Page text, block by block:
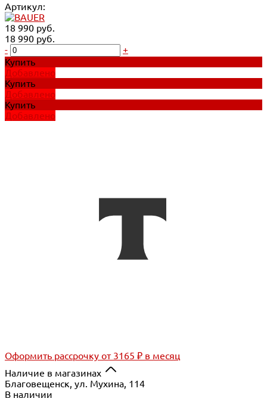
Артикул:
18 990 руб.
18 990 руб.
-
+
Купить
Добавлено
Купить
Добавлено
Купить
Добавлено
Оформить рассрочку от 3165 ₽ в месяц
Наличие в магазинах
Благовещенск, ул. Мухина, 114
В наличии